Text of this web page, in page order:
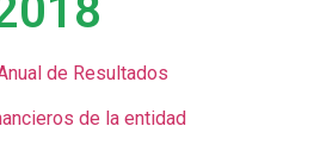
de Resultados
de la entidad